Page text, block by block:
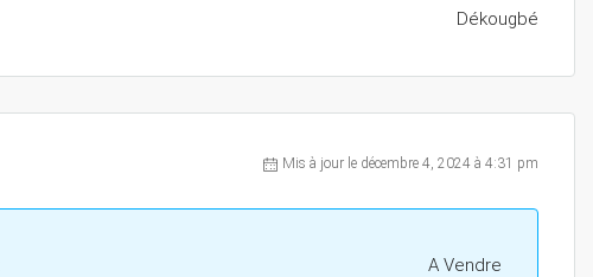
Dékougbé
Mis à jour le décembre 4, 2024 à 4:31 pm
A Vendre